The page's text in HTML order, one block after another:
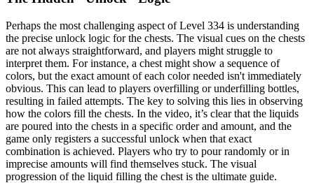
Perhaps the most challenging aspect of Level 334 is understanding
the precise unlock logic for the chests. The visual cues on the chests
are not always straightforward, and players might struggle to
interpret them. For instance, a chest might show a sequence of
colors, but the exact amount of each color needed isn't immediately
obvious. This can lead to players overfilling or underfilling bottles,
resulting in failed attempts. The key to solving this lies in observing
how the colors fill the chests. In the video, it’s clear that the liquids
are poured into the chests in a specific order and amount, and the
game only registers a successful unlock when that exact
combination is achieved. Players who try to pour randomly or in
imprecise amounts will find themselves stuck. The visual
progression of the liquid filling the chest is the ultimate guide.